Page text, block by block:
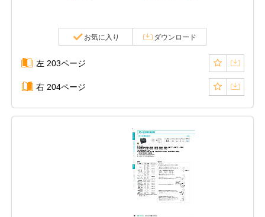
お気に入り ダウンロード
左 203ページ
右 204ページ